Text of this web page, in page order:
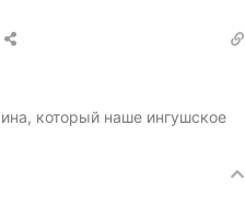
который наше ингушское